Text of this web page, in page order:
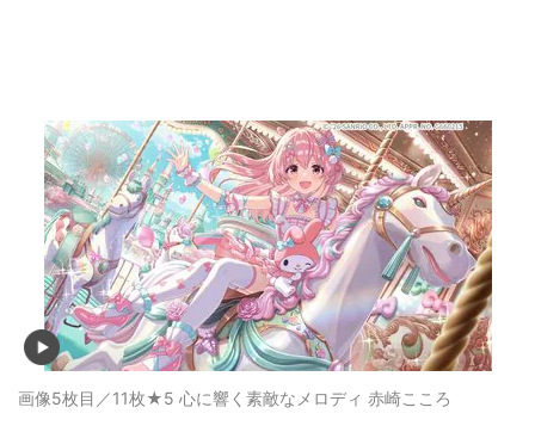
画像5枚目／11枚★5 心に響く素敵なメロディ 赤崎こころ